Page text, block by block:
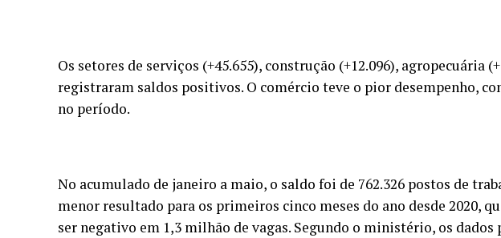
Os setores de serviços (+45.655), construção (+12.096), agropecuária
registraram saldos positivos. O comércio teve o pior desempenho,
no período.
No acumulado de janeiro a maio, o saldo foi de 762.326 postos de
menor resultado para os primeiros cinco meses do ano desde 2020,
ser negativo em 1,3 milhão de vagas. Segundo o ministério, os dados